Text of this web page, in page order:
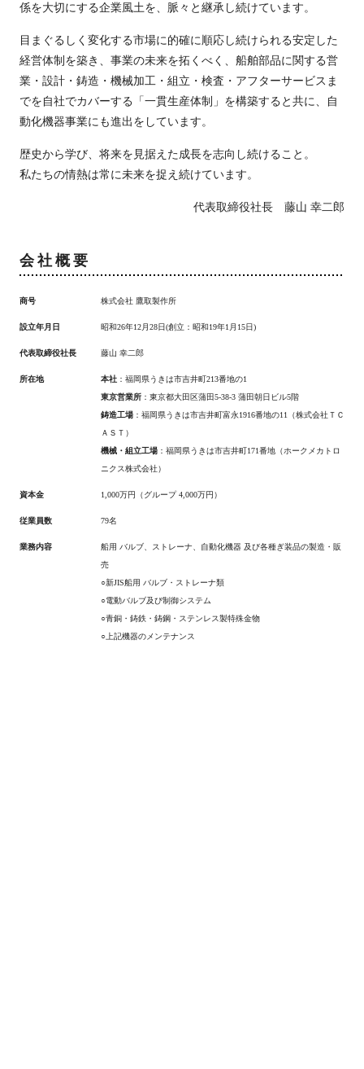
係を大切にする企業風土を、脈々と継承し続けています。
目まぐるしく変化する市場に的確に順応し続けられる安定した
経営体制を築き、事業の未来を拓くべく、船舶部品に関する営
業・設計・鋳造・機械加工・組立・検査・アフターサービスま
でを自社でカバーする「一貫生産体制」を構築すると共に、自
動化機器事業にも進出をしています。
歴史から学び、将来を見据えた成長を志向し続けること。
私たちの情熱は常に未来を捉え続けています。
代表取締役社長 藤山 幸二郎
会社概要
商号 株式会社 鷹取製作所
設立年月日 昭和26年12月28日(創立：昭和19年1月15日)
代表取締役社長 藤山 幸二郎
所在地 本社 ：福岡県うきは市吉井町213番地の1
東京営業所 ：東京都大田区蒲田5-38-3 蒲田朝日ビル5階
鋳造工場 ：福岡県うきは市吉井町富永1916番地の11（株式会社ＴＣ
ＡＳＴ）
機械・組立工場 ：福岡県うきは市吉井町171番地（ホークメカトロ
ニクス株式会社）
資本金 1,000万円（グループ 4,000万円）
従業員数 79名
業務内容
船用 バルブ、ストレーナ、自動化機器 及び各種ぎ装品の製造・販
売
○新JIS船用 バルブ・ストレーナ類
○電動バルブ及び制御システム
○青銅・鋳鉄・鋳鋼・ステンレス製特殊金物
○上記機器のメンテナンス